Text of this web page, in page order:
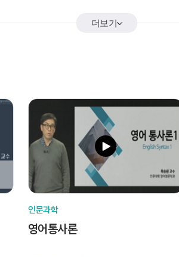
더보기
인문과학
영어통사론